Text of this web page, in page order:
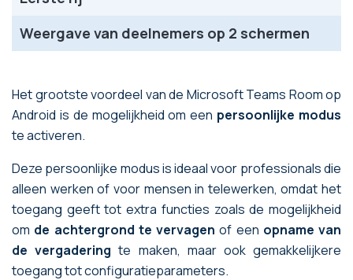
Weergave van deelnemers op 2 schermen
Het grootste voordeel van de Microsoft Teams Room op
Android is de mogelijkheid om een persoonlijke modus
te activeren.
Deze persoonlijke modus is ideaal voor professionals die
alleen werken of voor mensen in telewerken, omdat het
toegang geeft tot extra functies zoals de mogelijkheid
om de achtergrond te vervagen of een opname van
de vergadering te maken, maar ook gemakkelijkere
toegang tot configuratieparameters.